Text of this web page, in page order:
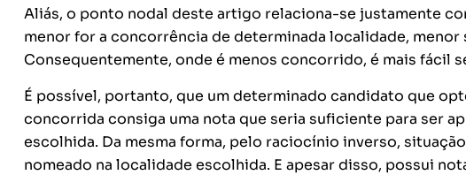
Aliás, o ponto nodal deste artigo relaciona-se justamente
menor for a concorrência de determinada localidade, menor
Consequentemente, onde é menos concorrido, é mais fácil
É possível, portanto, que um determinado candidato que
concorrida consiga uma nota que seria suficiente para ser
escolhida. Da mesma forma, pelo raciocínio inverso,
nomeado na localidade escolhida. E apesar disso, possui